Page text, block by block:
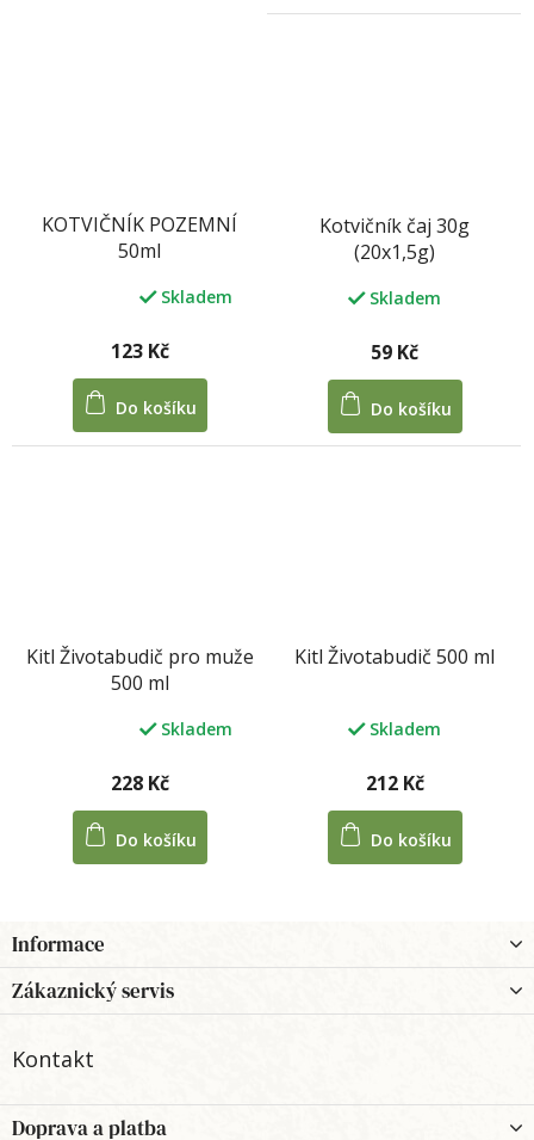
KOTVIČNÍK POZEMNÍ
50ml
Skladem
123 Kč
Do košíku
Kotvičník čaj 30g
(20x1,5g)
Skladem
59 Kč
Do košíku
Kitl Životabudič pro muže
500 ml
Skladem
228 Kč
Do košíku
Kitl Životabudič 500 ml
Skladem
212 Kč
Do košíku
á
p
a
Informace
Zákaznický servis
Kontakt
Doprava a platba